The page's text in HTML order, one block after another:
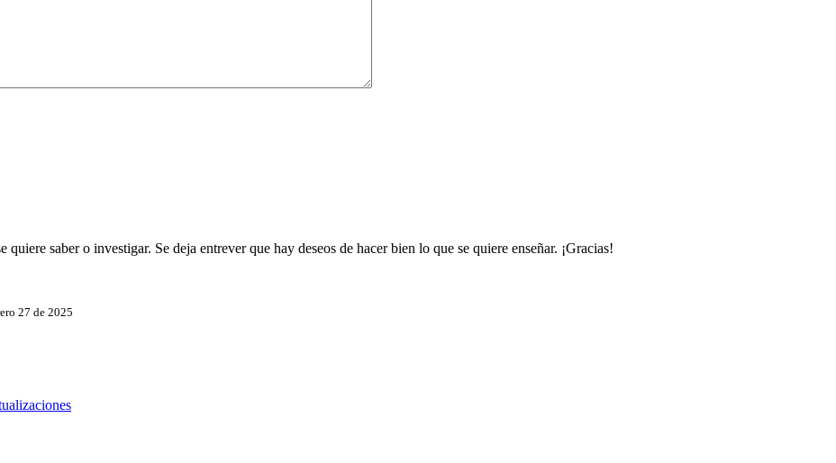
saber o investigar. Se deja entrever que hay deseos de hacer bien lo que se quiere enseñar. ¡Gracias!
27 de 2025